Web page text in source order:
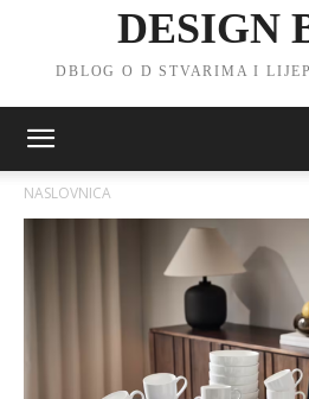
DESIGN
DBLOG O D STVARIMA I
NASLOVNICA